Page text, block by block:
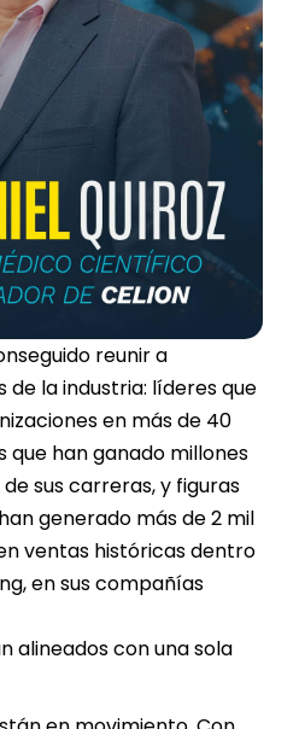
reunir a
de la industria: líderes que
en más de 40
que han ganado millones
sus carreras, y figuras
generado más de 2 mil
ventas históricas dentro
en sus compañías
alineados con una sola